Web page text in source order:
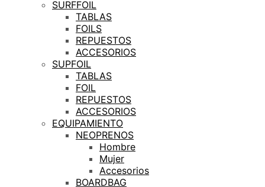
SURFFOIL
TABLAS
FOILS
REPUESTOS
ACCESORIOS
SUPFOIL
TABLAS
FOIL
REPUESTOS
ACCESORIOS
EQUIPAMIENTO
NEOPRENOS
Hombre
Mujer
Accesorios
BOARDBAG